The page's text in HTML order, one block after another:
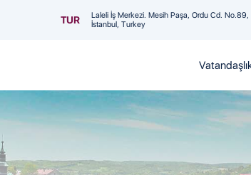
TUR
Laleli İş Merkezi. Mesih Paşa, Ordu Cd.
İstanbul, Turkey